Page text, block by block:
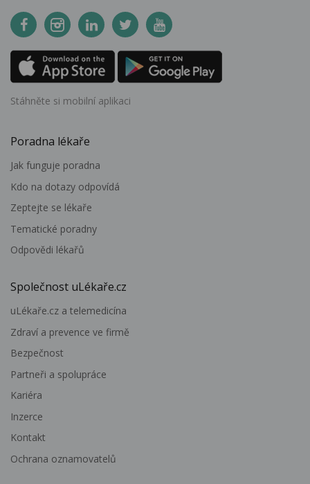
Stáhněte si mobilní aplikaci
Poradna lékaře
Jak funguje poradna
Kdo na dotazy odpovídá
Zeptejte se lékaře
Tematické poradny
Odpovědi lékařů
Společnost uLékaře.cz
uLékaře.cz a telemedicína
Zdraví a prevence ve firmě
Bezpečnost
Partneři a spolupráce
Kariéra
Inzerce
Kontakt
Ochrana oznamovatelů